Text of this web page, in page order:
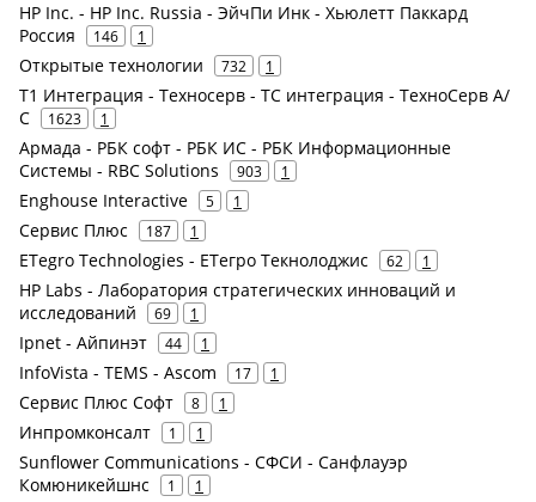
HP Inc. - HP Inc. Russia - ЭйчПи Инк - Хьюлетт Паккард
Россия
146 1
Открытые технологии 732 1
Т1 Интеграция - Техносерв - ТС интеграция - ТехноСерв А/
С
1623 1
Армада - РБК софт - РБК ИС - РБК Информационные
Системы - RBC Solutions
903 1
Enghouse Interactive 5 1
Сервис Плюс 187 1
ETegro Technologies - ЕТегро Текнолоджис 62 1
HP Labs - Лаборатория стратегических инноваций и
исследований
69 1
Ipnet - Айпинэт 44 1
InfoVista - TEMS - Ascom 17 1
Сервис Плюс Софт 8 1
Инпромконсалт 1 1
Sunflower Communications - СФСИ - Санфлауэр
Комюникейшнс
1 1